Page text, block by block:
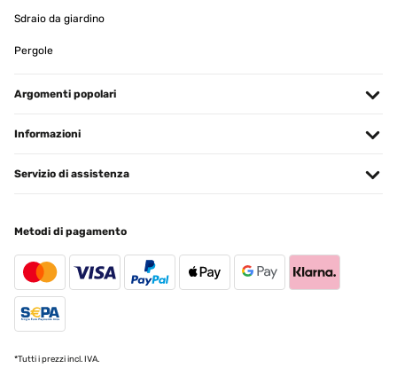
Sdraio da giardino
Pergole
Argomenti popolari
Informazioni
Servizio di assistenza
Metodi di pagamento
*Tutti i prezzi incl. IVA.